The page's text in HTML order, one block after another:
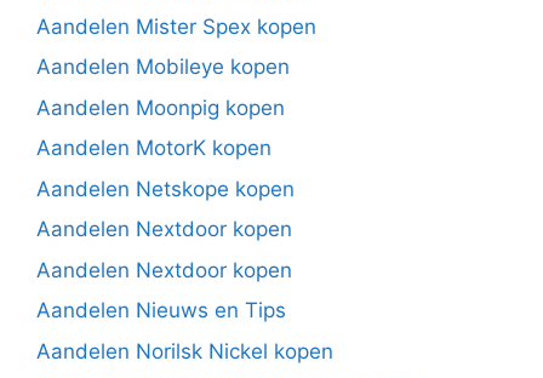
Aandelen Mister Spex kopen
Aandelen Mobileye kopen
Aandelen Moonpig kopen
Aandelen MotorK kopen
Aandelen Netskope kopen
Aandelen Nextdoor kopen
Aandelen Nextdoor kopen
Aandelen Nieuws en Tips
Aandelen Norilsk Nickel kopen